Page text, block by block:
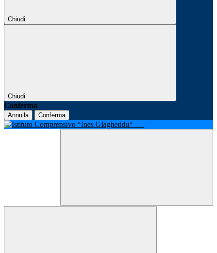
Chiudi
Chiudi
Conferma
Annulla Conferma